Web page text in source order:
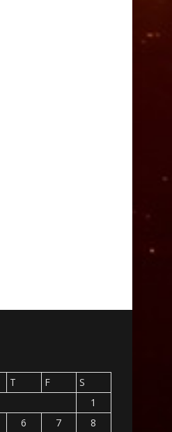
T F
S
1
6 7 8